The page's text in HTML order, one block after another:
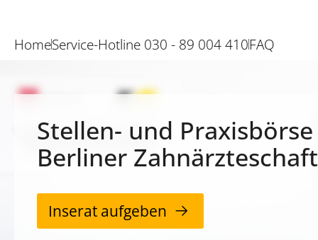
HomeService-Hotline 030 - 89 004 410FAQ
Stellen- und
Berliner Zahnärzteschaft
Inserat aufgeben